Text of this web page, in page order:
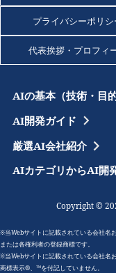
プライバシーポリシ
代表挨拶・プロフィ
AIの基本（技術・目
AI開発ガイド
厳選AI会社紹介
AIカテゴリからAI開
Copyright ©
※当Webサイトに記載されている会社名
または各権利者の登録商標です。
※当Webサイトに記載されている会社名
商標表示®、™を付記していません。